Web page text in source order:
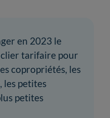
en 2023 le
tarifaire pour
copropriétés, les
les petites
petites